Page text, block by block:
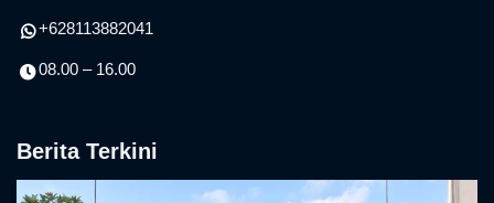
+628113882041
08.00 – 16.00
Berita Terkini